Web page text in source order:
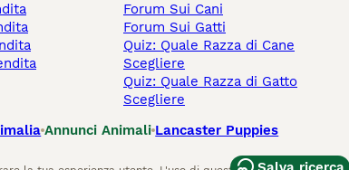
Forum Sui Cani
Forum Sui Gatti
Quiz: Quale Razza di Cane
Scegliere
Quiz: Quale Razza di Gatto
Scegliere
Annunci Animali Lancaster Puppies